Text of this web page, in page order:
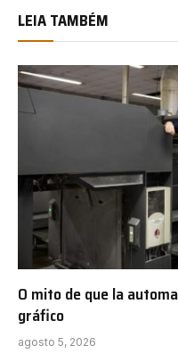
LEIA TAMBÉM
O mito de que la
gráfico
agosto 5, 2026